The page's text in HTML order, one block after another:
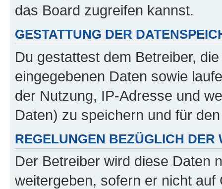
das Board zugreifen kannst.
GESTATTUNG DER
Du gestattest dem Betreiber,
eingegebenen Daten sowie
der Nutzung, IP-Adresse und
Daten) zu speichern und für
REGELUNGEN BEZÜGLICH DER
Der Betreiber wird diese Daten
weitergeben, sofern er nicht